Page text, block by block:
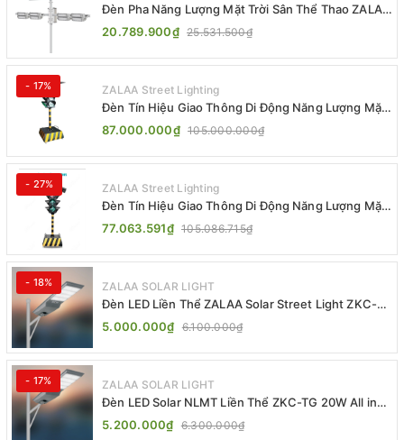
Đèn Pha Năng Lượng Mặt Trời Sân Thể Thao ZALAA
Jsc Chống Nước IP65 Cao Cấp
20.789.900₫ 25.531.500₫
- 17% ZALAA Street Lighting
Đèn Tín Hiệu Giao Thông Di Động Năng Lượng Mặt
Trời ZALAA ZL-300A-D
87.000.000₫ 105.000.000₫
- 27% ZALAA Street Lighting
Đèn Tín Hiệu Giao Thông Di Động Năng Lượng Mặt
Trời ZALAA ZL-409300C
77.063.591₫ 105.086.715₫
- 18% ZALAA SOLAR LIGHT
Đèn LED Liền Thể ZALAA Solar Street Light ZKC-
TG 20W 25W 30W All In One
5.000.000₫ 6.100.000₫
- 17% ZALAA SOLAR LIGHT
Đèn LED Solar NLMT Liền Thể ZKC-TG 20W All in
One | ZALAA Street Light
5.200.000₫ 6.300.000₫